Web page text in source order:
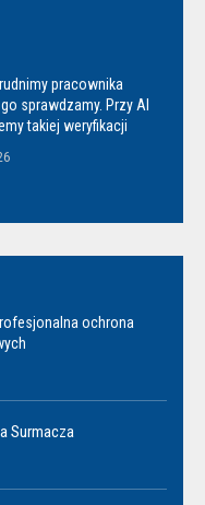
pracownika
sprawdzamy. Przy AI
takiej weryfikacji
ochrona
Surmacza